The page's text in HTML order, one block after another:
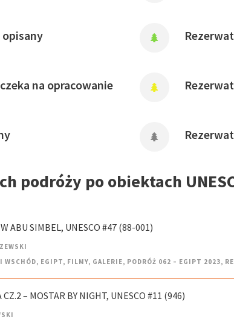
na opracowanie
podróży po obiektach
ABU SIMBEL, UNESCO #47 (88-001)
WSCHÓD, EGIPT, FILMY, GALERIE, PODRÓŻ 062 – EGIPT 2023,
– MOSTAR BY NIGHT, UNESCO #11 (946)